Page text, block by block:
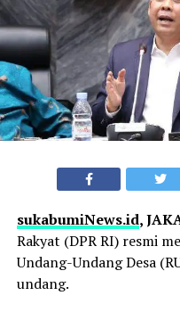
sukabumiNews.id,
Rakyat (DPR RI) resmi
Undang-Undang Desa
undang.